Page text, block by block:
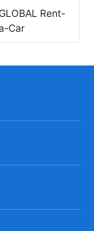
Rent-
Car